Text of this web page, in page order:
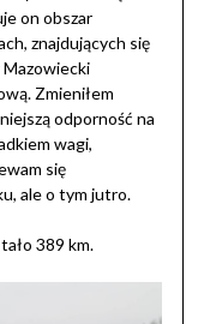
on obszar
znajdujących się
Zmieniłem
odporność na
wagi,
się
ale o tym jutro.
389 km.